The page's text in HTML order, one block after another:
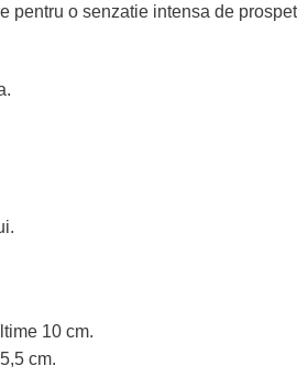
pentru o senzatie intensa de
10 cm.
cm.